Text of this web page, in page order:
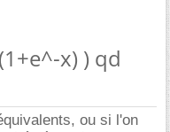
x) ) qd
ou si l'on